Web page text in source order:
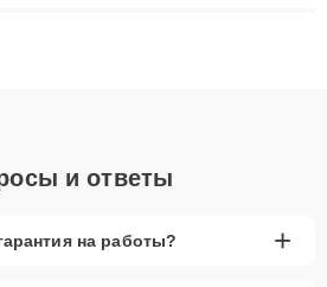
и ответы
на работы? +